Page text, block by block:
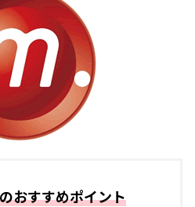
おすすめポイント